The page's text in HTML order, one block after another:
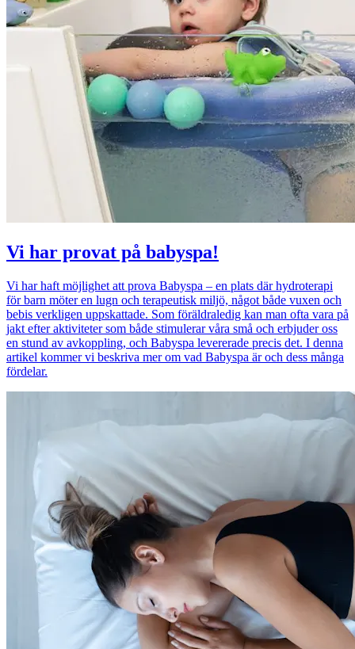
Vi har provat på babyspa!
Vi har haft möjlighet att prova Babyspa – en plats där hydroterapi
för barn möter en lugn och terapeutisk miljö, något både vuxen och
bebis verkligen uppskattade. Som föräldraledig kan man ofta vara på
jakt efter aktiviteter som både stimulerar våra små och erbjuder oss
en stund av avkoppling, och Babyspa levererade precis det. I denna
artikel kommer vi beskriva mer om vad Babyspa är och dess många
fördelar.